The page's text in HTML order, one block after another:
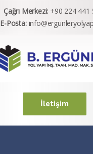
Çağrı Merkezi: +90 224 441
E-Posta:
İletişim